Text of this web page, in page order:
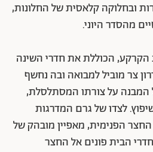
ובחלוקה קלאסית של החלונות,
מהסדר היוני.
הכוללת את חדרי השינה
צר מוביל למבואה ובה נחשף
המבנה על צורתו המסתלסלת,
לצדו של גרם המדרגות
הפנימית, מאפיין מובהק של
הבית פונים אל החצר